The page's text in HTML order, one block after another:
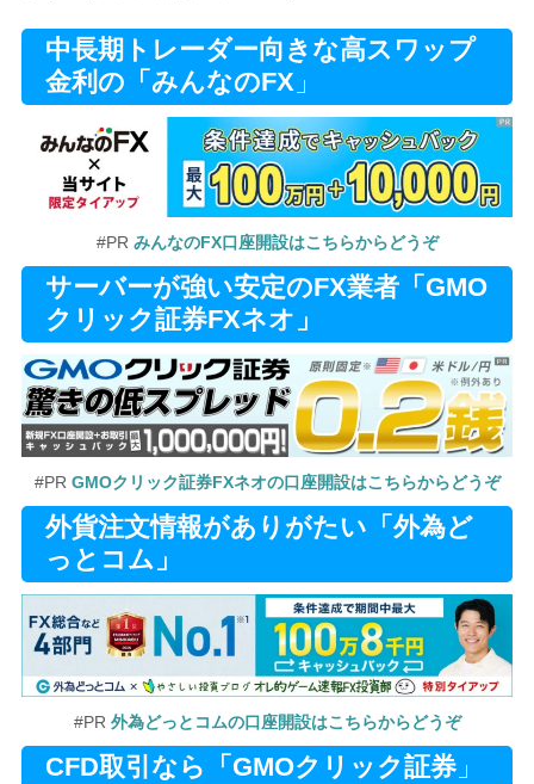
中長期トレーダー向きな高スワップ
金利の「みんなのFX」
#PR みんなのFX口座開設はこちらからどうぞ
サーバーが強い安定のFX業者「GMO
クリック証券FXネオ」
#PR GMOクリック証券FXネオの口座開設はこちらからどうぞ
外貨注文情報がありがたい「外為ど
っとコム」
#PR 外為どっとコムの口座開設はこちらからどうぞ
CFD取引なら「GMOクリック証券」